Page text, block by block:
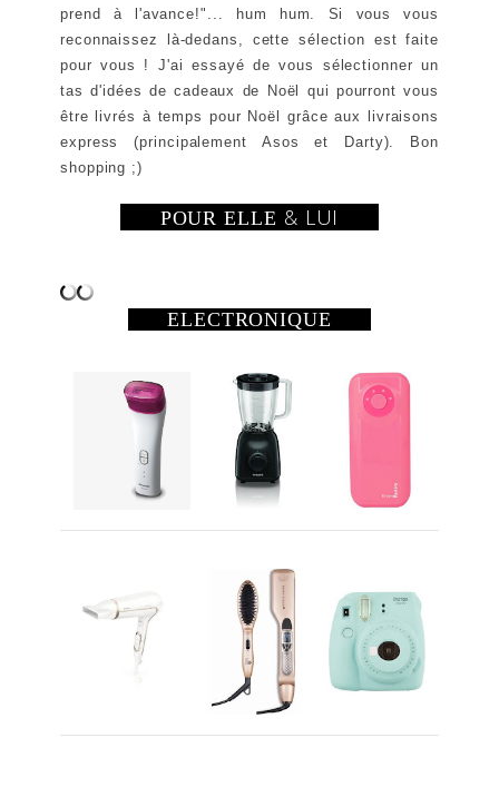
prend à l'avance!"... hum hum. Si vous vous
reconnaissez là-dedans, cette sélection est faite
pour vous ! J'ai essayé de vous sélectionner un
tas d'idées de cadeaux de Noël qui pourront vous
être livrés à temps pour Noël grâce aux livraisons
express (principalement Asos et Darty). Bon
shopping ;)
POUR ELLE & LUI
ELECTRONIQUE